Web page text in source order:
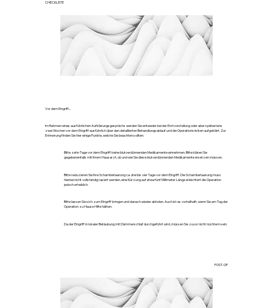
CHECKLISTE
Vor dem Eingriff...
Im Rahmen eines ausführlichen Aufklärungsgesprächs werden Sie entweder bei der Erstvorstellung oder aber spätestens
zwei Wochen vor dem Eingriff ausführlich über den detaillierten Behandlungsablauf und die Operationsrisiken aufgeklärt. Zur
Erinnerung finden Sie hier einige Punkte, welche Sie beachten sollten:
Bitte zehn Tage vor dem Eingriff keine blutverdünnenden Medikamente einnehmen. Bitte klären Sie
gegebenenfalls mit Ihrem Hausarzt, ob und wie Sie diese blutverdünnenden Medikamente ersetzen müssen.
Bitte reduzieren Sie Ihre Schambehaarung ca. drei bis vier Tage vor dem Eingriff. Die Schambehaarung muss
hierbei nicht vollständig rasiert werden, eine Kürzung auf etwa fünf Millimeter Länge erleichtert die Operation
jedoch erheblich.
Bitte lassen Sie sich zum Eingriff bringen und danach wieder abholen. Auch ist es vorteilhaft, wenn Sie am Tag der
Operation zu Hause Hilfe hätten.
Da der Eingriff in lokaler Betäubung mit Dämmerschlaf durchgeführt wird, müssen Sie zuvor nicht nüchtern sein.
POST-OP